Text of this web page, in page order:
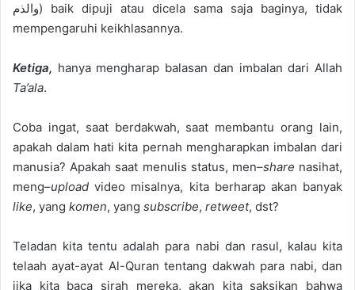
والذم) baik dipuji atau dicela sama saja baginya, tidak
mempengaruhi keikhlasannya.
Ketiga, hanya mengharap balasan dan imbalan dari Allah
Ta’ala.
Coba ingat, saat berdakwah, saat membantu orang lain,
apakah dalam hati kita pernah mengharapkan imbalan dari
manusia? Apakah saat menulis status, men–share nasihat,
meng–upload video misalnya, kita berharap akan banyak
like, yang komen, yang subscribe, retweet, dst?
Teladan kita tentu adalah para nabi dan rasul, kalau kita
telaah ayat-ayat Al-Quran tentang dakwah para nabi, dan
jika kita baca sirah mereka, akan kita saksikan bahwa